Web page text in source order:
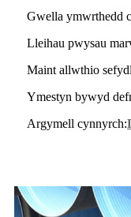
Gwella ymwrthedd
Lleihau pwysau
Maint allwthio
Ymestyn bywyd
Argymell cynnyrch: